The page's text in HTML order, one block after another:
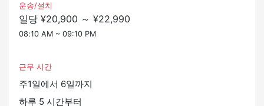
・안전하게 운전할 수 있기
・배송 주소의 주소와 이름을 일본어로 읽을 수 있음
*일반 운전면허증 (AT만 해당) 이 필요합니다.
운송/설치
일당 ¥20,900 ～ ¥22,990
08:10 AM ~ 09:10 PM
근무 시간
주1일에서 6일까지
하루 5 시간부터